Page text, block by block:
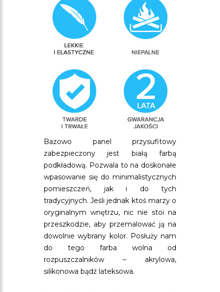
Bazowo panel przysufitowy
zabezpieczony jest białą farbą
podkładową. Pozwala to na doskonałe
wpasowanie się do minimalistycznych
pomieszczeń, jak i do tych
tradycyjnych. Jeśli jednak ktoś marzy o
oryginalnym wnętrzu, nic nie stoi na
przeszkodzie, aby przemalować ją na
dowolnie wybrany kolor. Posłuży nam
do tego farba wolna od
rozpuszczalników – akrylowa,
silikonowa bądź lateksowa.